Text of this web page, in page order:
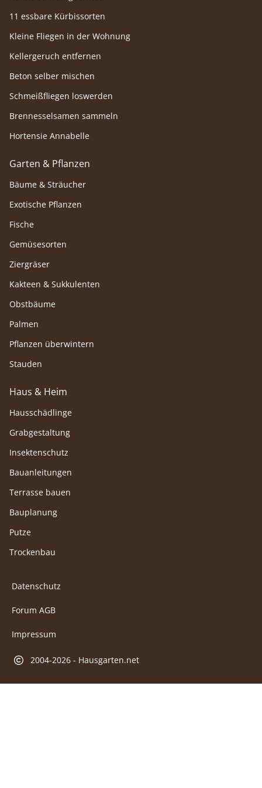
11 essbare Kürbissorten
Kleine Fliegen in der Wohnung
Kellergeruch entfernen
Beton selber mischen
Schmeißfliegen loswerden
Brennesselsamen sammeln
Hortensie Annabelle
Garten & Pflanzen
Bäume & Sträucher
Exotische Pflanzen
Fische
Gemüsesorten
Ziergräser
Kakteen & Sukkulenten
Obstbäume
Palmen
Pflanzen überwintern
Stauden
Haus & Heim
Hausschädlinge
Grabgestaltung
Insektenschutz
Bauanleitungen
Terrasse bauen
Bauplanung
Putze
Trockenbau
Datenschutz
Forum AGB
Impressum
2004-2026 - Hausgarten.net